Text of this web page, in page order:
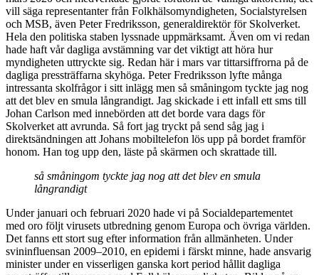
vill säga representanter från Folkhälsomyndigheten, Socialstyrelsen
och MSB, även Peter Fredriksson, generaldirektör för Skolverket.
Hela den politiska staben lyssnade uppmärksamt. Även om vi redan
hade haft vår dagliga avstämning var det viktigt att höra hur
myndigheten uttryckte sig. Redan här i mars var tittarsiffrorna på de
dagliga pressträffarna skyhöga. Peter Fredriksson lyfte många
intressanta skolfrågor i sitt inlägg men så småningom tyckte jag nog
att det blev en smula långrandigt. Jag skickade i ett infall ett sms till
Johan Carlson med innebörden att det borde vara dags för
Skolverket att avrunda. Så fort jag tryckt på send såg jag i
direktsändningen att Johans mobiltelefon lös upp på bordet framför
honom. Han tog upp den, läste på skärmen och skrattade till.
så småningom tyckte jag nog att det blev en smula
långrandigt
Under januari och februari 2020 hade vi på Socialdepartementet
med oro följt virusets utbredning genom Europa och övriga världen.
Det fanns ett stort sug efter information från allmänheten. Under
svininfluensan 2009–2010, en epidemi i färskt minne, hade ansvarig
minister under en visserligen ganska kort period hållit dagliga